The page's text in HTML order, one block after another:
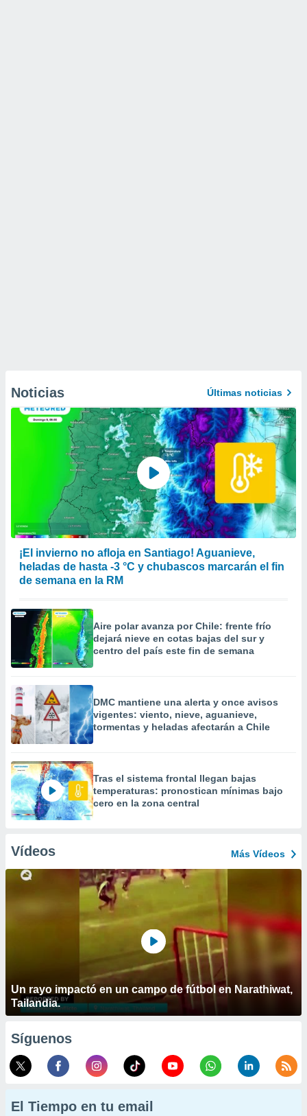
Noticias Últimas noticias
¡El invierno no afloja en Santiago! Aguanieve,
heladas de hasta -3 °C y chubascos marcarán el fin
de semana en la RM
Aire polar avanza por Chile: frente frío
dejará nieve en cotas bajas del sur y
centro del país este fin de semana
DMC mantiene una alerta y once avisos
vigentes: viento, nieve, aguanieve,
tormentas y heladas afectarán a Chile
Tras el sistema frontal llegan bajas
temperaturas: pronostican mínimas bajo
cero en la zona central
Vídeos Más Vídeos
Un rayo impactó en un campo de fútbol en Narathiwat,
Tailandia.
Síguenos
El Tiempo en tu email